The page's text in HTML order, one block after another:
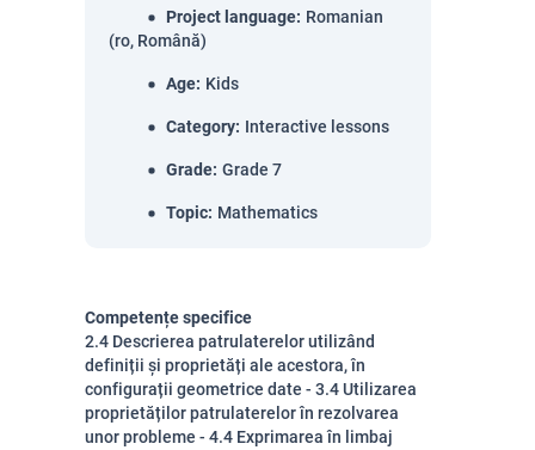
Project language: Romanian
(ro, Română)
Age: Kids
Category: Interactive lessons
Grade: Grade 7
Topic: Mathematics
Competențe specifice
2.4 Descrierea patrulaterelor utilizând
definiții și proprietăți ale acestora, în
configurații geometrice date - 3.4 Utilizarea
proprietăților patrulaterelor în rezolvarea
unor probleme - 4.4 Exprimarea în limbaj